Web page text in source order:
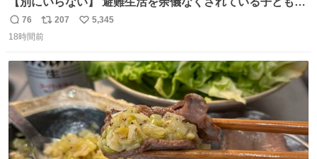
ちのためにヒカキンボックス1000個を寄付させていただき
ました
返
信
76
リ
ポ
ト
数
207
い
5,345
18時間前